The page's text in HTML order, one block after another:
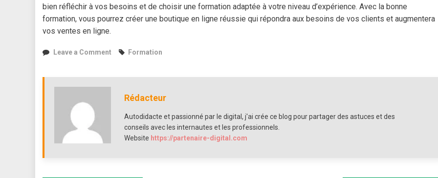
bien réfléchir à vos besoins et de choisir une formation adaptée à votre niveau d’expérience. Avec la bonne
formation, vous pourrez créer une boutique en ligne réussie qui répondra aux besoins de vos clients et augmentera
vos ventes en ligne.
Leave a Commenton
quelle
choisir
Formation
Rédacteur
Autodidacte et passionné par le digital, j'ai crée ce blog pour partager des astuces et des
conseils avec les internautes et les professionnels.
Website https://partenaire-digital.com